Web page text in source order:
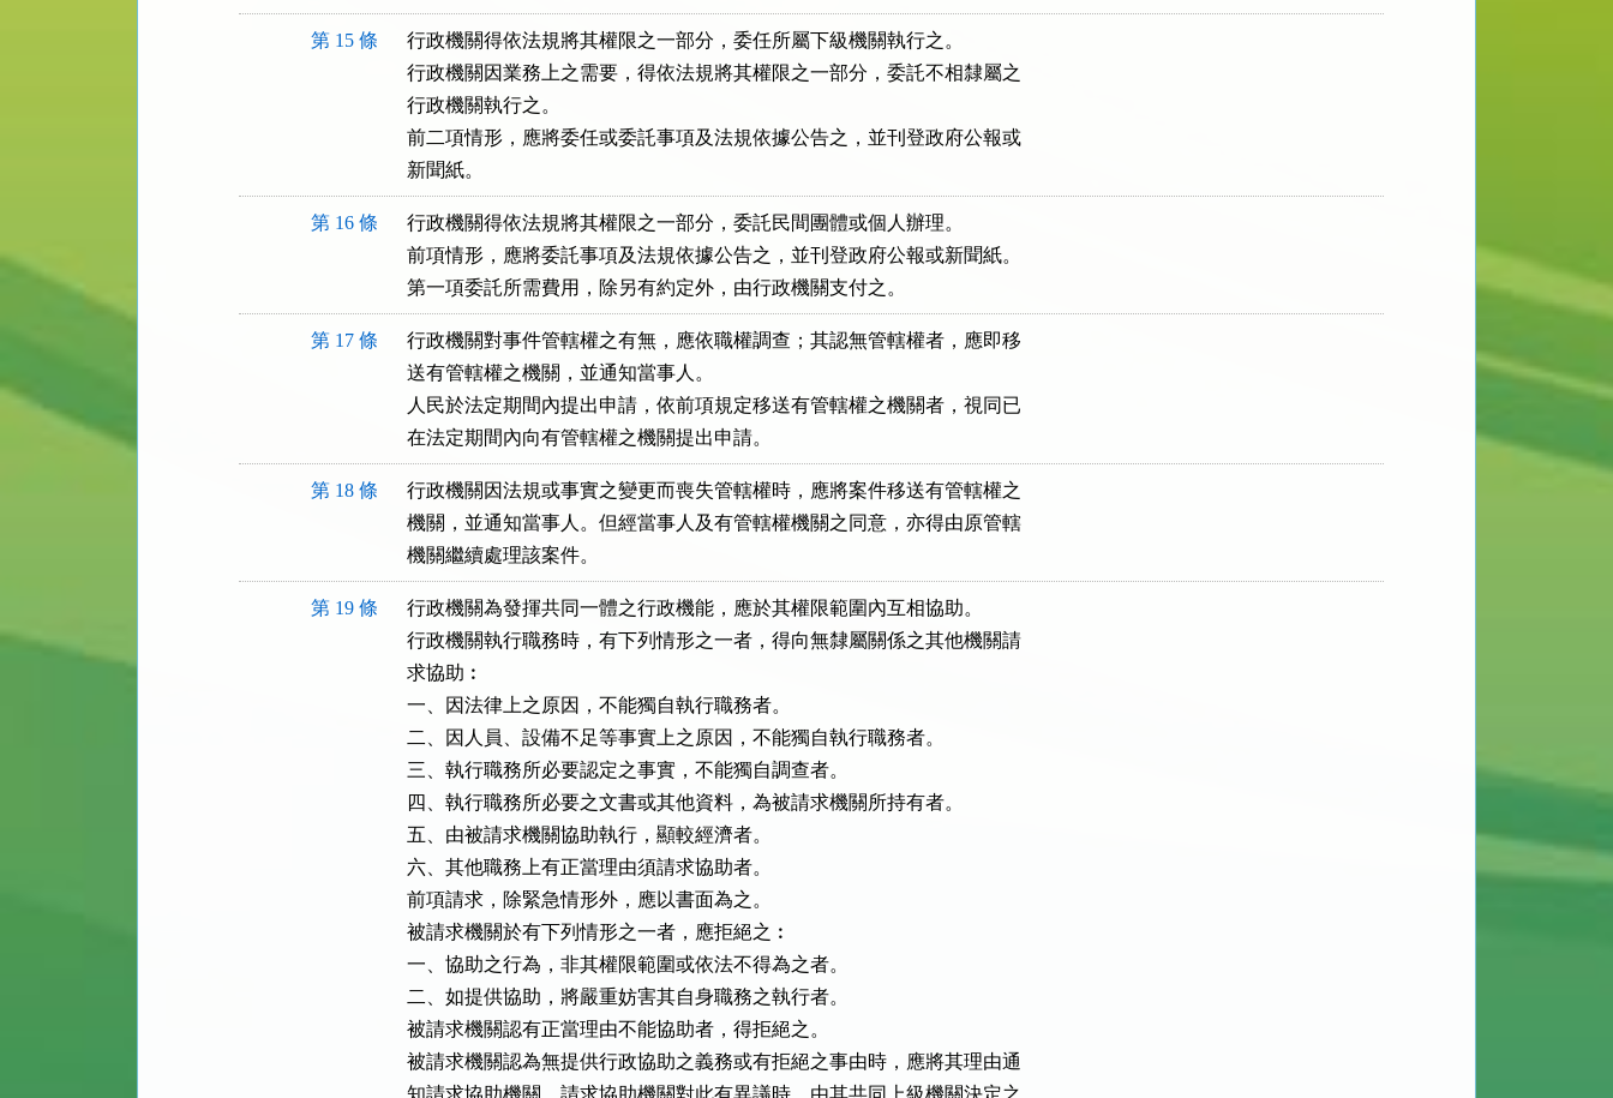
第 15 條
行政機關得依法規將其權限之一部分，委任所屬下級機關執行之。
行政機關因業務上之需要，得依法規將其權限之一部分，委託不相隸屬之
行政機關執行之。
前二項情形，應將委任或委託事項及法規依據公告之，並刊登政府公報或
新聞紙。
第 16 條
行政機關得依法規將其權限之一部分，委託民間團體或個人辦理。
前項情形，應將委託事項及法規依據公告之，並刊登政府公報或新聞紙。
第一項委託所需費用，除另有約定外，由行政機關支付之。
第 17 條
行政機關對事件管轄權之有無，應依職權調查；其認無管轄權者，應即移
送有管轄權之機關，並通知當事人。
人民於法定期間內提出申請，依前項規定移送有管轄權之機關者，視同已
在法定期間內向有管轄權之機關提出申請。
第 18 條
行政機關因法規或事實之變更而喪失管轄權時，應將案件移送有管轄權之
機關，並通知當事人。但經當事人及有管轄權機關之同意，亦得由原管轄
機關繼續處理該案件。
第 19 條
行政機關為發揮共同一體之行政機能，應於其權限範圍內互相協助。
行政機關執行職務時，有下列情形之一者，得向無隸屬關係之其他機關請
求協助︰
一、因法律上之原因，不能獨自執行職務者。
二、因人員、設備不足等事實上之原因，不能獨自執行職務者。
三、執行職務所必要認定之事實，不能獨自調查者。
四、執行職務所必要之文書或其他資料，為被請求機關所持有者。
五、由被請求機關協助執行，顯較經濟者。
六、其他職務上有正當理由須請求協助者。
前項請求，除緊急情形外，應以書面為之。
被請求機關於有下列情形之一者，應拒絕之︰
一、協助之行為，非其權限範圍或依法不得為之者。
二、如提供協助，將嚴重妨害其自身職務之執行者。
被請求機關認有正當理由不能協助者，得拒絕之。
被請求機關認為無提供行政協助之義務或有拒絕之事由時，應將其理由通
知請求協助機關。請求協助機關對此有異議時，由其共同上級機關決定之